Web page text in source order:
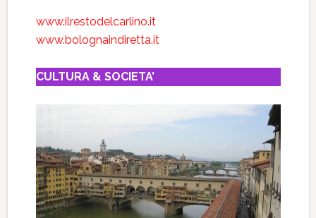
www.ilrestodelcarlino.it
www.bolognaindiretta.it
CULTURA & SOCIETA’